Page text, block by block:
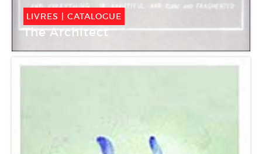
LIVRES | CATALOGUE
The Architect